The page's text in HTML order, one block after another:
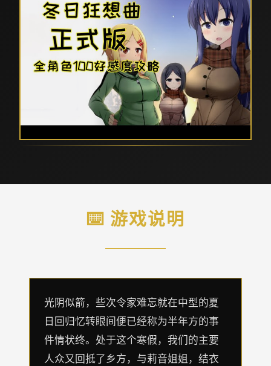
⌨️ 游戏说明
光阴似箭，些次令家难忘就在中型的夏
日回归忆转眼间便已经称为半年方的事
件情状终。处于这个寒假，我们的主要
人众又回抵了乡方，与莉音姐姐，结衣